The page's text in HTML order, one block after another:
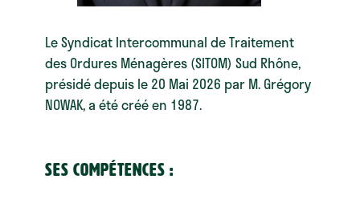
Le Syndicat Intercommunal de Traitement
des Ordures Ménagères (SITOM) Sud Rhône,
présidé depuis le 20 Mai 2026 par M. Grégory
NOWAK, a été créé en 1987.
Ses compétences :